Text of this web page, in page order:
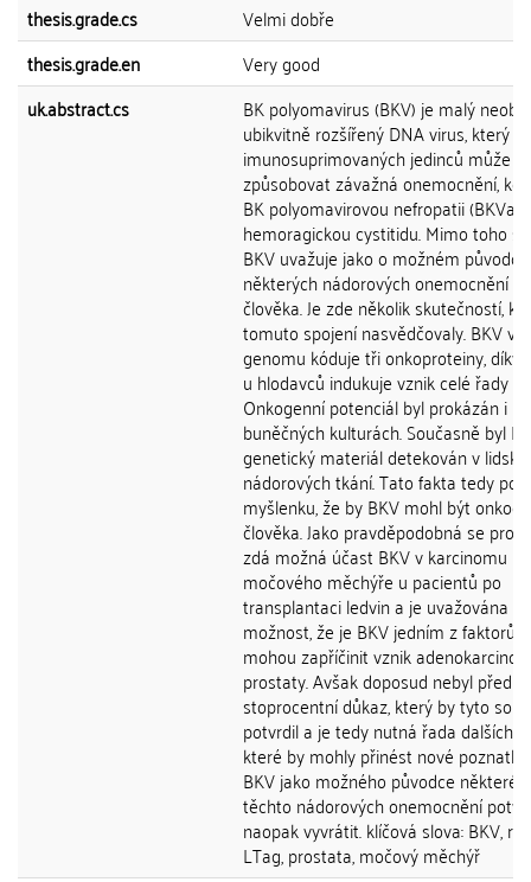
thesis.grade.cs
Velmi dobře
thesis.grade.en
Very good
uk.abstract.cs
BK polyomavirus (BKV) je malý
ubikvitně rozšířený DNA virus, který u
imunosuprimovaných jedinců může
způsobovat závažná onemocnění,
BK polyomavirovou nefropatii
hemoragickou cystitidu. Mimo toho
BKV uvažuje jako o možném původci
některých nádorových onemocnění u
člověka. Je zde několik skutečností,
tomuto spojení nasvědčovaly. BKV
genomu kóduje tři onkoproteiny, díky
u hlodavců indukuje vznik celé řady
Onkogenní potenciál byl prokázán i na
buněčných kulturách. Současně byl
genetický materiál detekován v
nádorových tkání. Tato fakta tedy
myšlenku, že by BKV mohl být
člověka. Jako pravděpodobná se
zdá možná účast BKV v karcinomu
močového měchýře u pacientů po
transplantaci ledvin a je uvažována
možnost, že je BKV jedním z faktorů,
mohou zapříčinit vznik
prostaty. Avšak doposud nebyl
stoprocentní důkaz, který by tyto
potvrdil a je tedy nutná řada dalších
které by mohly přinést nové
BKV jako možného původce
těchto nádorových onemocnění
naopak vyvrátit. klíčová slova: BKV,
LTag, prostata, močový měchýř